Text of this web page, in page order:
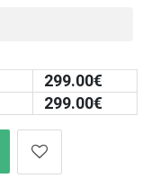
299.00€
299.00€